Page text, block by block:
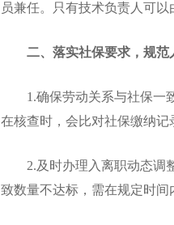
员兼任。只有技术负责人可
二、落实社保要求，规范
1.确保劳动关系与社保一致
在核查时，会比对社保缴纳记
2.及时办理入离职动态调整
致数量不达标，需在规定时间